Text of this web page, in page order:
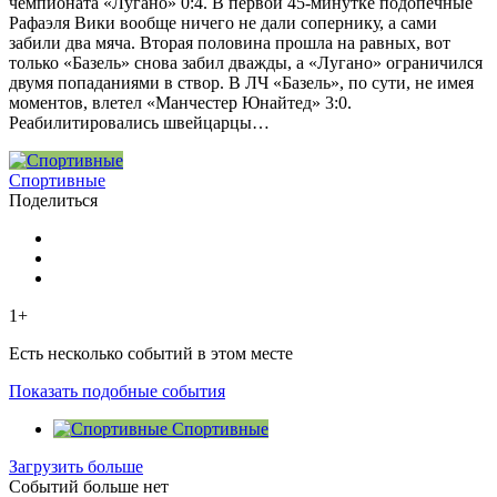
Рафаэля Вики вообще ничего не дали сопернику, а сами
забили два мяча. Вторая половина прошла на равных, вот
только «Базель» снова забил дважды, а «Лугано» ограничился
двумя попаданиями в створ. В ЛЧ «Базель», по сути, не имея
моментов, влетел «Манчестер Юнайтед» 3:0.
Реабилитировались швейцарцы…
Спортивные
Поделиться
1+
Есть несколько событий в этом месте
Показать подобные события
Спортивные
Загрузить больше
Событий больше нет